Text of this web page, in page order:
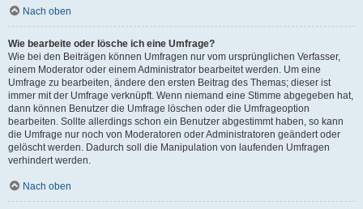
Nach oben
Wie bearbeite oder lösche ich eine Umfrage?
Wie bei den Beiträgen können Umfragen nur vom ursprünglichen Verfasser,
einem Moderator oder einem Administrator bearbeitet werden. Um eine
Umfrage zu bearbeiten, ändere den ersten Beitrag des Themas; dieser ist
immer mit der Umfrage verknüpft. Wenn niemand eine Stimme abgegeben hat,
dann können Benutzer die Umfrage löschen oder die Umfrageoption
bearbeiten. Sollte allerdings schon ein Benutzer abgestimmt haben, so kann
die Umfrage nur noch von Moderatoren oder Administratoren geändert oder
gelöscht werden. Dadurch soll die Manipulation von laufenden Umfragen
verhindert werden.
Nach oben